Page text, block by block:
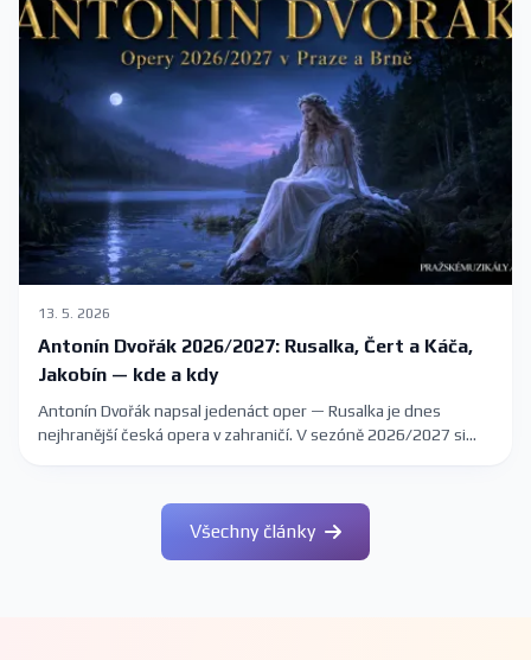
13. 5. 2026
Antonín Dvořák 2026/2027: Rusalka, Čert a Káča,
Jakobín — kde a kdy
Antonín Dvořák napsal jedenáct oper — Rusalka je dnes
nejhranější česká opera v zahraničí. V sezóně 2026/2027 si
scénách. Kompletní průvodce s termíny a vstupenkami.
Všechny články